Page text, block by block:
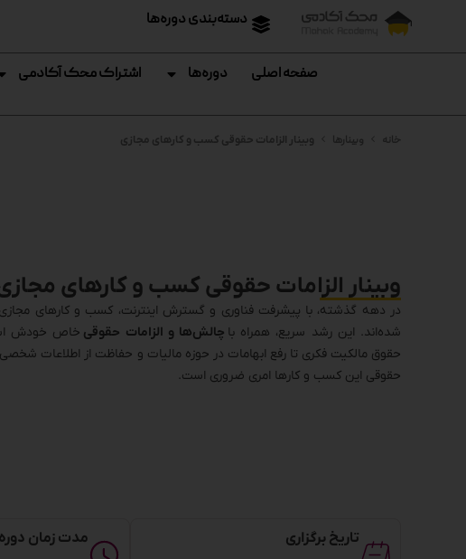
دسته‌بندی دوره‌ها
صفحه اصلی دوره‌ها اشتراک محک آکادمی
خانه وبینارها وبینار الزامات حقوقی کسب و کارهای مجازی
وبینار الزامات حقوقی کسب و کارهای
در دهه گذشته، با پیشرفت فناوری و گسترش اینترنت، کسب و کارهای
شده‌اند. این رشد سریع، همراه با چالش‌ها و الزامات حقوقی خاص خودش
حقوق مالکیت فکری تا رفع ابهامات در حوزه مالیات و حفاظت از اطلاعات
حقوقی این کسب و کارها امری ضروری است.
تاریخ برگزاری مدت زمان دوره